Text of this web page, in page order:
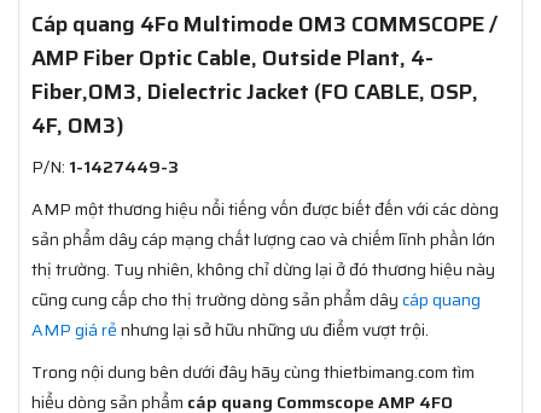
Cáp quang 4Fo Multimode OM3 COMMSCOPE /
AMP Fiber Optic Cable, Outside Plant, 4-
Fiber,OM3, Dielectric Jacket (FO CABLE, OSP,
4F, OM3)
P/N: 1-1427449-3​
AMP một thương hiệu nổi tiếng vốn được biết đến với các dòng
sản phẩm dây cáp mạng chất lượng cao và chiếm lĩnh phần lớn
thị trường. Tuy nhiên, không chỉ dừng lại ở đó thương hiệu này
cũng cung cấp cho thị trường dòng sản phẩm dâycáp quang
AMP giá rẻnhưng lại sở hữu những ưu điểm vượt trội.
Trong nội dung bên dưới đây hãy cùng thietbimang.com tìm
hiểu dòng sản phẩm cáp quang Commscope AMP 4FO